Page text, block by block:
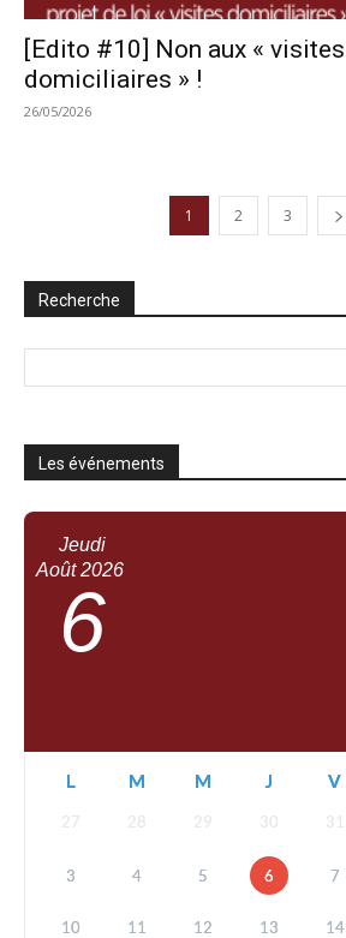
[Edito #10] Non aux « visites
domiciliaires » !
26/05/2026
1 2 3
Recherche
Les événements
Jeudi
Août 2026
6
L M M J V
27 28 29 30 31
3 4 5 6 7
10 11 12 13 14